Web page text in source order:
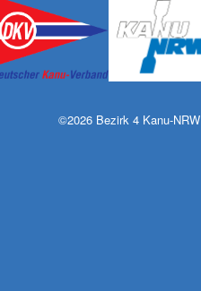
©2026 Bezirk 4 Kanu-NRW